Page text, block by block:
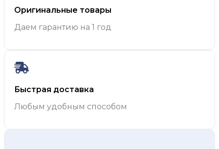
Оригинальные товары
Даем гарантию на 1 год
Быстрая доставка
Любым удобным способом